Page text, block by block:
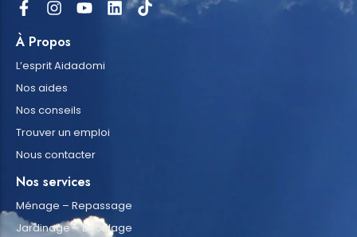
À Propos
L’esprit Aidadomi
Nos aides
Nos conseils
Trouver un emploi
Nous contacter
Nos services
Ménage – Repassage
Jardinage – Bricolage